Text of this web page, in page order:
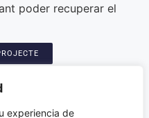
experiencia de
poder recuperar el
43820
Sanatori, 3
plaça del port